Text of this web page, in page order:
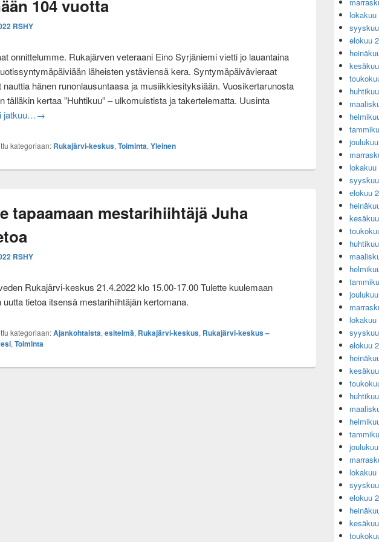
104 vuotta
RSHY
onnittelumme. Rukajärven veteraani Eino Syrjäniemi vietti jo lauantaina
läheisten ystäviensä kera. Syntymäpäivävieraat
nauttia hänen runonlausuntaasa ja musiikkiesityksiään. Vuosikertarunosta
tälläkin kertaa ”Huhtikuu” – ulkomuistista ja takertelematta. Uusinta
jatkuu…Jäsenkuntamme vanhin Eino Syrjäniemi tänään 104 vuotta
→
kategoriaan: Rukajärvi-keskus, Toiminta, Yleinen
tapaamaan mestarihiihtäjä Juha
RSHY
Rukajärvi-keskus 21.4.2022 klo 15.00-17.00 Tulette kuulemaan
uutta tietoa itsensä mestarihiihtäjän kertomana.
kategoriaan:Ajankohtaista, esitelmä, Rukajärvi-keskus, Rukajärvi-keskus –
, Toiminta
lokakuu
elokuu
lokakuu
elokuu
lokakuu
elokuu
lokakuu
elokuu